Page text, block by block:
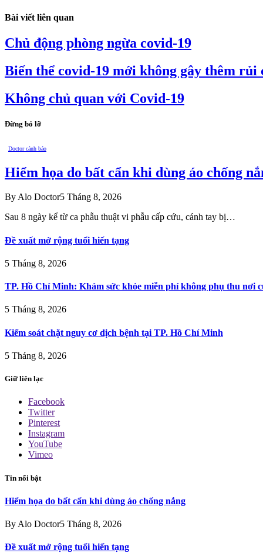
Bài viết liên quan
Chủ động phòng ngừa covid-19
Biến thể covid-19 mới không gây thêm rủi
Không chủ quan với Covid-19
Đừng bỏ lỡ
Doctor cảnh báo
Hiểm họa do bất cẩn khi dùng áo chống
ByAlo Doctor5 Tháng 8, 2026
Sau 8 ngày kể từ ca phẫu thuật vi phẫu cấp cứu, cánh tay bị…
Đề xuất mở rộng tuổi hiến tạng
5 Tháng 8, 2026
TP. Hồ Chí Minh: Khám sức khỏe miễn phí không phụ thu nơi
5 Tháng 8, 2026
Kiểm soát chặt nguy cơ dịch bệnh tại TP. Hồ Chí Minh
5 Tháng 8, 2026
Giữ liên lạc
Facebook
Twitter
Pinterest
Instagram
YouTube
Vimeo
Tin nổi bật
Hiểm họa do bất cẩn khi dùng áo chống nắng
By Alo Doctor5 Tháng 8, 2026
Đề xuất mở rộng tuổi hiến tạng